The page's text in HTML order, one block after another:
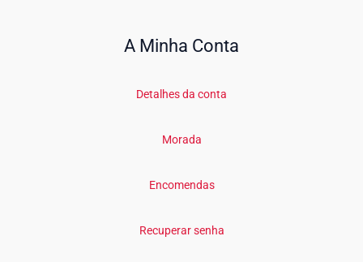
A Minha Conta
Detalhes da conta
Morada
Encomendas
Recuperar senha